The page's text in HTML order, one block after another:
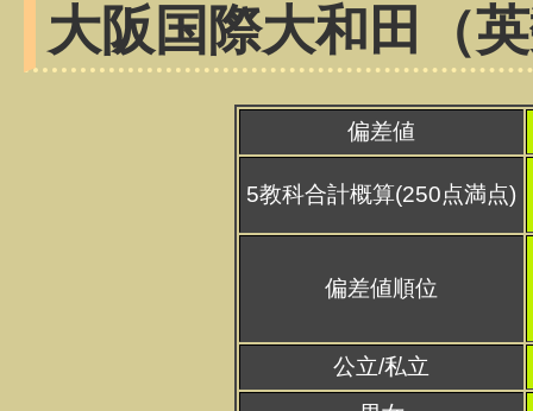
大阪国際大和田（
偏差値
5教科合計概算(250点満点)
偏差値順位
公立/私立